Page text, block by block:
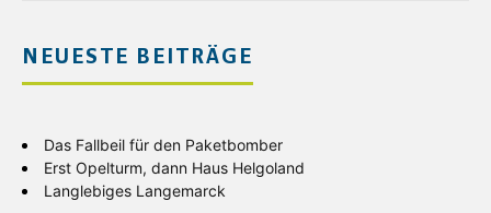
NEUESTE BEITRÄGE
Das Fallbeil für den Paketbomber
Erst Opelturm, dann Haus Helgoland
Langlebiges Langemarck